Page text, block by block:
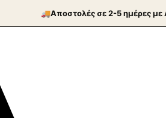
🚚Aποστολές σε 2-5 ημέρες με